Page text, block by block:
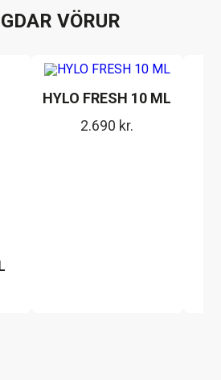
VÖRUR
HYLO FRESH 10 ML
2.690 kr.